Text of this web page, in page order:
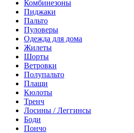
Комбинезоны
Пиджаки
Пальто
Пуловеры
Одежда для дома
Жилеты
Шорты
Ветровки
Полупальто
Плащи
Кюлоты
Тренч
Лосины / Леггинсы
Боди
Пончо